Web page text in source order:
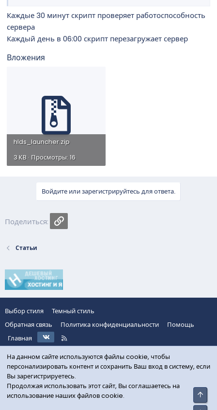
Каждые 30 минут скрипт проверяет работоспособность
сервера
Каждый день в 06:00 скрипт перезагружает сервер
Вложения
hlds_launcher.zip
3 KB · Просмотры: 16
Войдите или зарегистрируйтесь для ответа.
Поделиться:
Статьи
Выбор стиля
Темный стиль
Обратная связь
Политика конфиденциальности
Помощь
Главная
R
S
S
На данном сайте используются файлы cookie, чтобы
персонализировать контент и сохранить Ваш вход в систему, если
Вы зарегистрируетесь.
Продолжая использовать этот сайт, Вы соглашаетесь на
использование наших файлов cookie.